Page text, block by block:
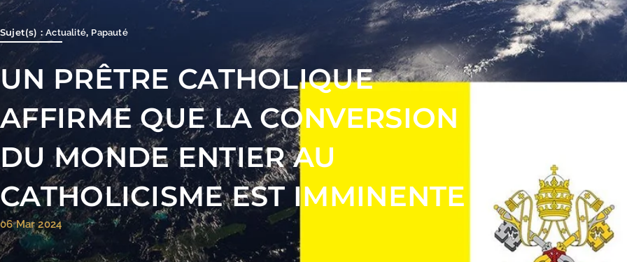
Sujet(s) : Actualité, Papauté
UN PRÊTRE CATHOLIQUE
AFFIRME QUE LA CONVERSION
DU MONDE ENTIER AU
CATHOLICISME EST IMMINENTE
06 Mar 2024